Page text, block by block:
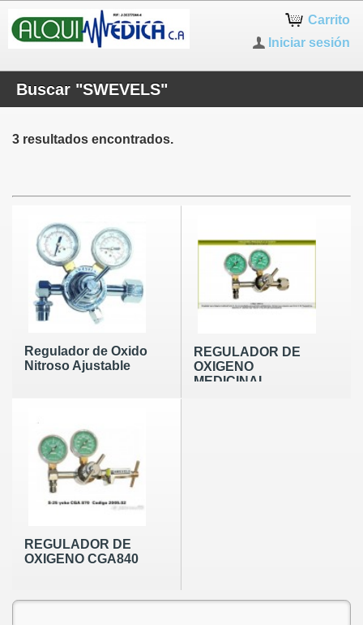
Carrito
Iniciar sesión
Buscar "SWEVELS"
3 resultados encontrados.
Regulador de Oxido
Nitroso Ajustable
REGULADOR DE
OXIGENO
MEDICINAL
REGULADOR DE
OXIGENO CGA840